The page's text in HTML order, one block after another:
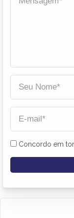
Concordo em